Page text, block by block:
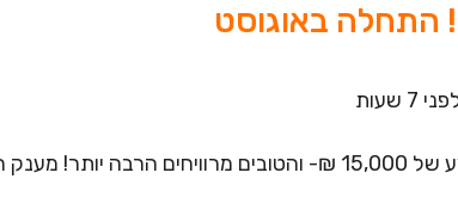
התחלה באוגוסט
7 שעות